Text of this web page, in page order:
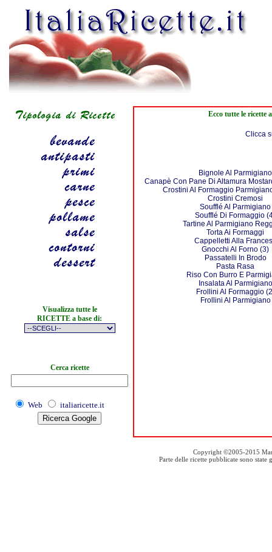
Visualizza tutte le
RICETTE a base di:
Cerca ricette
Web italiaricette.it
Ecco tutte le ricette
Clicca
Bignole Al Parmigiano
Canapè Con Pane Di Altamura
Crostini Al Formaggio
Crostini Cremosi
Soufflé Al Parmigiano
Soufflé Di Formaggio
Tartine Al Parmigiano
Torta Ai Formaggi
Cappelletti Alla
Gnocchi Al Forno (3)
Passatelli In Brodo
Pasta Rasa
Riso Con Burro E
Insalata Al Parmigiano
Frollini Al Formaggio
Frollini Al Parmigiano
Copyright ©2005-2015
Parte delle ricette pubblicate sono state